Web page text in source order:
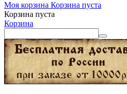
Моя корзина Корзина пуста
Корзина пуста
Корзина